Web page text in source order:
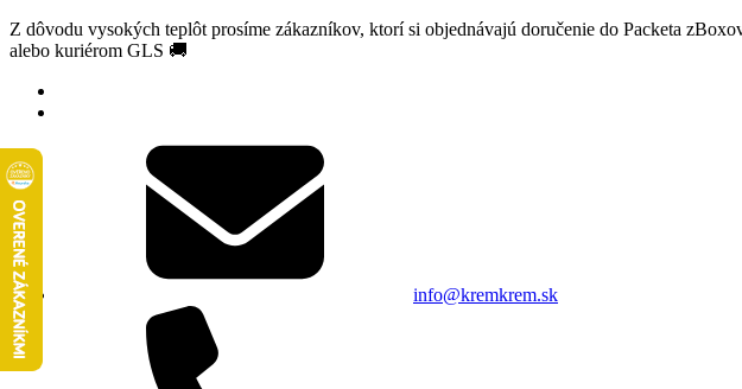
Z dôvodu vysokých teplôt prosíme zákazníkov, ktorí si objednávajú doručenie do Packeta
alebo kuriérom GLS 🚚
info@kremkrem.sk